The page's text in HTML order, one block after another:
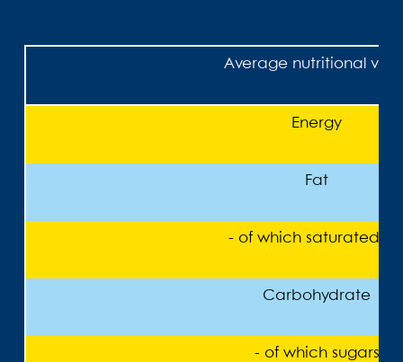
Average nutritional
Energy
Fat
- of which saturated
Carbohydrate
- of which sugars